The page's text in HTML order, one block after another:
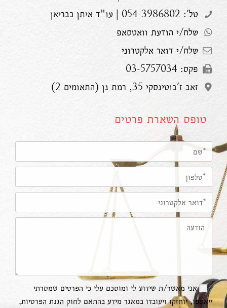
טל': 054-3986802 | עו"ד איתן כבריאן
שלח/י הודעת וואטסאפ
שלח/י דואר אלקטרוני
פקס: 03-5757034
זאב ז'בוטינסקי 35, רמת גן (התאומים 2)
טופס השארת פרטים
אני מאשר/ת שידוע לי ומוסכם עלי כי הפרטים שמסרתי
ייאספו, יוחזקו ויעובדו במאגר מידע בהתאם לחוק הגנת הפרטיות,